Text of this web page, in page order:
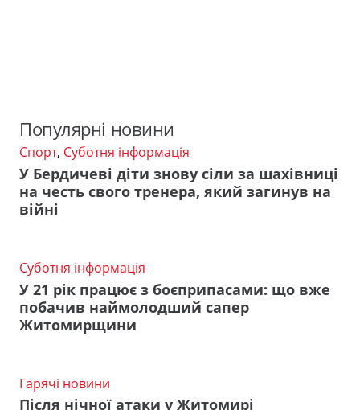
Популярні новини
Спорт, Суботня інформація
У Бердичеві діти знову сіли за шахівниці
на честь свого тренера, який загинув на
війні
Суботня інформація
У 21 рік працює з боєприпасами: що вже
побачив наймолодший сапер
Житомирщини
Гарячі новини
Після нічної атаки у Житомирі